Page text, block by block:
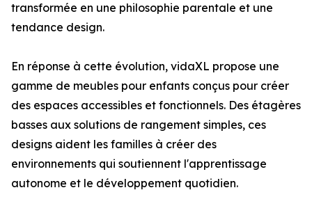
transformée en une philosophie parentale et une
tendance design.
En réponse à cette évolution, vidaXL propose une
gamme de meubles pour enfants conçus pour créer
des espaces accessibles et fonctionnels. Des étagères
basses aux solutions de rangement simples, ces
designs aident les familles à créer des
environnements qui soutiennent l'apprentissage
autonome et le développement quotidien.